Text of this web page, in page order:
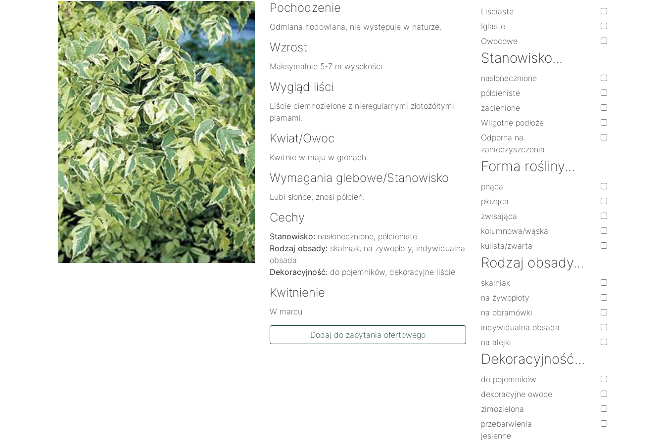
Pochodzenie
Odmiana hodowlana, nie występuje w naturze.
Wzrost
Maksymalnie 5-7 m wysokości.
Wygląd liści
Liście ciemnozielone z nieregularnymi złotożółtymi
plamami.
Kwiat/Owoc
Kwitnie w maju w gronach.
Wymagania glebowe/Stanowisko
Lubi słońce, znosi półcień.
Cechy
Stanowisko: nasłonecznione, półcieniste
Rodzaj obsady: skalniak, na żywopłoty, indywidualna
obsada
Dekoracyjność: do pojemników, dekoracyjne liście
Kwitnienie
W marcu
Dodaj do zapytania ofertowego
Liściaste
Iglaste
Owocowe
Stanowisko...
nasłonecznione
półcieniste
zacienione
Wilgotne podłoże
Odporna na
zanieczyszczenia
Forma rośliny...
pnąca
płożąca
zwisająca
kolumnowa/wąska
kulista/zwarta
Rodzaj obsady...
skalniak
na żywopłoty
na obramówki
indywidualna obsada
na alejki
Dekoracyjność...
do pojemników
dekoracyjne owoce
zimozielona
przebarwienia
jesienne